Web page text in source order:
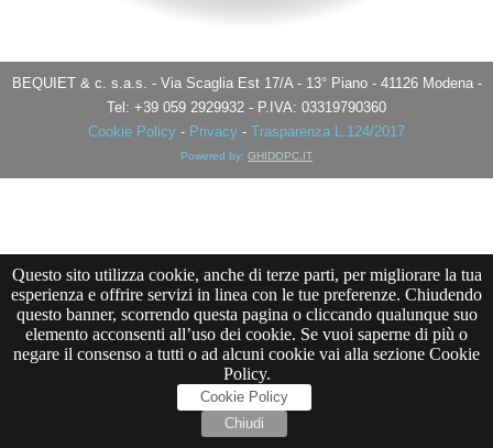
BEQUIET & c. s.a.s. - Via Scaglia Est 17/A - 13° Piano - 41126 Modena -
Tel: +39 059 2929932 - P.IVA: 03319790360
Cookie Policy - Privacy - Trasparenza L.124/2017
Powered by: GHIDOPC.IT
Questo sito utilizza cookie, anche di terze parti, per migliorare la tua
esperienza e offrire servizi in linea con le tue preferenze. Chiudendo
questo banner, scorrendo questa pagina o cliccando qualunque suo
elemento acconsenti all’uso dei cookie. Se vuoi saperne di più o
negare il consenso a tutti o ad alcuni cookie vai alla sezione Cookie
Policy.
Cookie Policy
Chiudi